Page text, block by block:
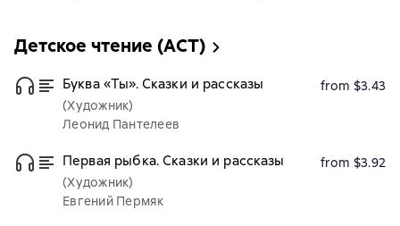
Детское чтение (АСТ)
Буква «Ты». Сказки и рассказы
(Художник)
Леонид Пантелеев
from $3.43
Первая рыбка. Сказки и рассказы
(Художник)
Евгений Пермяк
from $3.92